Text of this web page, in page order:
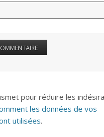
pour réduire les
les données de vos
utilisées.